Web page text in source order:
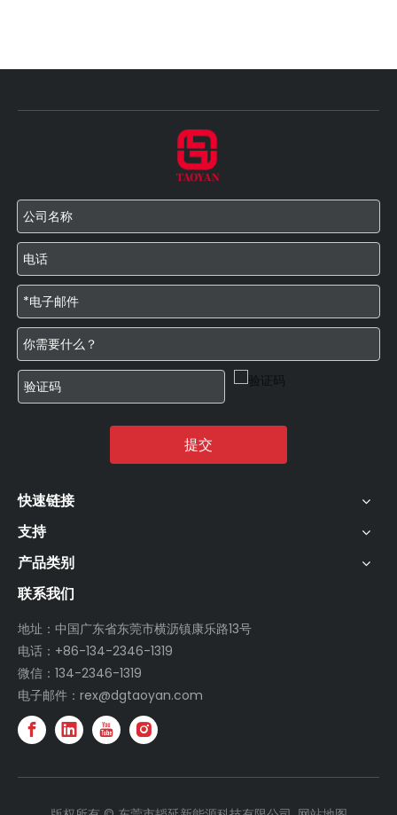
提交
快速链接
支持
产品类别
联系我们
地址：中国广东省东莞市横沥镇康乐路13号
电话：+86-134-2346-1319
微信：134-2346-1319
电子邮件：rex@dgtaoyan.com